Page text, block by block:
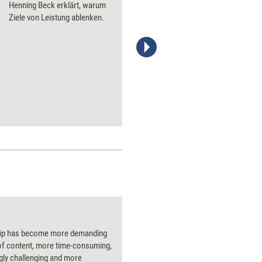
Henning Beck erklärt, warum
Ziele von Leistung ablenken.
managerSeminare Verlags GmbH
has become more demanding
content, more time-consuming,
challenging and more